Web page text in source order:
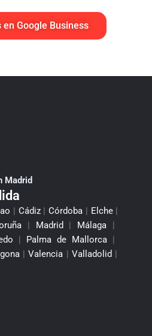
en Google Business
Madrid
| Cádiz | Córdoba | Elche |
| Madrid | Málaga |
| Palma de Mallorca |
| Valencia | Valladolid |